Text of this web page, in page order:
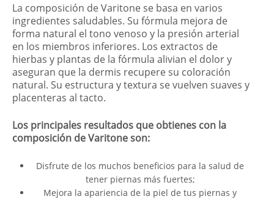
La composición de Varitone se basa en varios
ingredientes saludables. Su fórmula mejora de
forma natural el tono venoso y la presión arterial
en los miembros inferiores. Los extractos de
hierbas y plantas de la fórmula alivian el dolor y
aseguran que la dermis recupere su coloración
natural. Su estructura y textura se vuelven suaves y
placenteras al tacto.
Los principales resultados que obtienes con la
composición de Varitone son:
Disfrute de los muchos beneficios para la salud de
tener piernas más fuertes;
Mejora la apariencia de la piel de tus piernas y